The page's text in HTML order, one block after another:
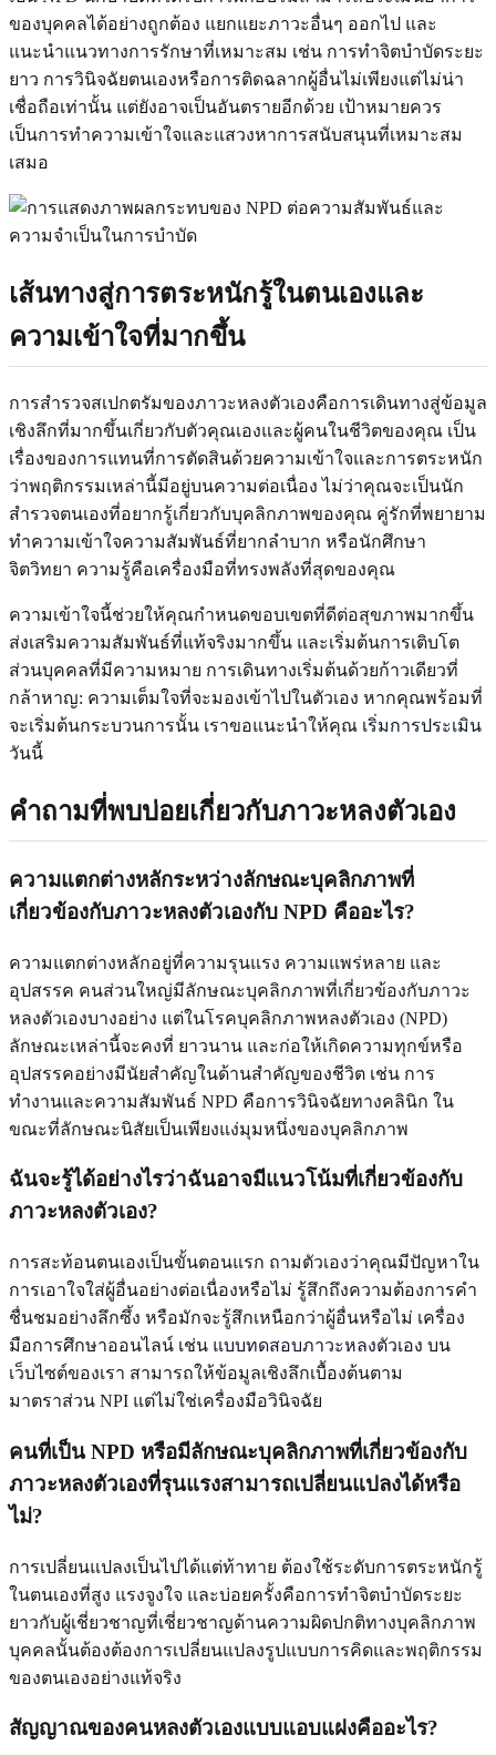
ของบุคคลได้อย่างถูกต้อง แยกแยะภาวะอื่นๆ ออกไป และ
แนะนำแนวทางการรักษาที่เหมาะสม เช่น การทำจิตบำบัดระยะ
ยาว การวินิจฉัยตนเองหรือการติดฉลากผู้อื่นไม่เพียงแต่ไม่น่า
เชื่อถือเท่านั้น แต่ยังอาจเป็นอันตรายอีกด้วย เป้าหมายควร
เป็นการทำความเข้าใจและแสวงหาการสนับสนุนที่เหมาะสม
เสมอ
เส้นทางสู่การตระหนักรู้ในตนเองและ
ความเข้าใจที่มากขึ้น
การสำรวจสเปกตรัมของภาวะหลงตัวเองคือการเดินทางสู่ข้อมูล
เชิงลึกที่มากขึ้นเกี่ยวกับตัวคุณเองและผู้คนในชีวิตของคุณ เป็น
เรื่องของการแทนที่การตัดสินด้วยความเข้าใจและการตระหนัก
ว่าพฤติกรรมเหล่านี้มีอยู่บนความต่อเนื่อง ไม่ว่าคุณจะเป็นนัก
สำรวจตนเองที่อยากรู้เกี่ยวกับบุคลิกภาพของคุณ คู่รักที่พยายาม
ทำความเข้าใจความสัมพันธ์ที่ยากลำบาก หรือนักศึกษา
จิตวิทยา ความรู้คือเครื่องมือที่ทรงพลังที่สุดของคุณ
ความเข้าใจนี้ช่วยให้คุณกำหนดขอบเขตที่ดีต่อสุขภาพมากขึ้น
ส่งเสริมความสัมพันธ์ที่แท้จริงมากขึ้น และเริ่มต้นการเติบโต
ส่วนบุคคลที่มีความหมาย การเดินทางเริ่มต้นด้วยก้าวเดียวที่
กล้าหาญ: ความเต็มใจที่จะมองเข้าไปในตัวเอง หากคุณพร้อมที่
จะเริ่มต้นกระบวนการนั้น เราขอแนะนำให้คุณ เริ่มการประเมิน
วันนี้
คำถามที่พบบ่อยเกี่ยวกับภาวะหลงตัวเอง
ความแตกต่างหลักระหว่างลักษณะบุคลิกภาพที่
เกี่ยวข้องกับภาวะหลงตัวเองกับ NPD คืออะไร?
ความแตกต่างหลักอยู่ที่ความรุนแรง ความแพร่หลาย และ
อุปสรรค คนส่วนใหญ่มีลักษณะบุคลิกภาพที่เกี่ยวข้องกับภาวะ
หลงตัวเองบางอย่าง แต่ในโรคบุคลิกภาพหลงตัวเอง (NPD)
ลักษณะเหล่านี้จะคงที่ ยาวนาน และก่อให้เกิดความทุกข์หรือ
อุปสรรคอย่างมีนัยสำคัญในด้านสำคัญของชีวิต เช่น การ
ทำงานและความสัมพันธ์ NPD คือการวินิจฉัยทางคลินิก ใน
ขณะที่ลักษณะนิสัยเป็นเพียงแง่มุมหนึ่งของบุคลิกภาพ
ฉันจะรู้ได้อย่างไรว่าฉันอาจมีแนวโน้มที่เกี่ยวข้องกับ
ภาวะหลงตัวเอง?
การสะท้อนตนเองเป็นขั้นตอนแรก ถามตัวเองว่าคุณมีปัญหาใน
การเอาใจใส่ผู้อื่นอย่างต่อเนื่องหรือไม่ รู้สึกถึงความต้องการคำ
ชื่นชมอย่างลึกซึ้ง หรือมักจะรู้สึกเหนือกว่าผู้อื่นหรือไม่ เครื่อง
มือการศึกษาออนไลน์ เช่น แบบทดสอบภาวะหลงตัวเอง บน
เว็บไซต์ของเรา สามารถให้ข้อมูลเชิงลึกเบื้องต้นตาม
มาตราส่วน NPI แต่ไม่ใช่เครื่องมือวินิจฉัย
คนที่เป็น NPD หรือมีลักษณะบุคลิกภาพที่เกี่ยวข้องกับ
ภาวะหลงตัวเองที่รุนแรงสามารถเปลี่ยนแปลงได้หรือ
ไม่?
การเปลี่ยนแปลงเป็นไปได้แต่ท้าทาย ต้องใช้ระดับการตระหนักรู้
ในตนเองที่สูง แรงจูงใจ และบ่อยครั้งคือการทำจิตบำบัดระยะ
ยาวกับผู้เชี่ยวชาญที่เชี่ยวชาญด้านความผิดปกติทางบุคลิกภาพ
บุคคลนั้นต้องต้องการเปลี่ยนแปลงรูปแบบการคิดและพฤติกรรม
ของตนเองอย่างแท้จริง
สัญญาณของคนหลงตัวเองแบบแอบแฝงคืออะไร?